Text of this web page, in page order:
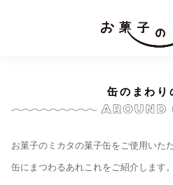
缶のまわり
お菓子のミカタの菓子缶をご使用いた
缶にまつわるあれこれをご紹介します。